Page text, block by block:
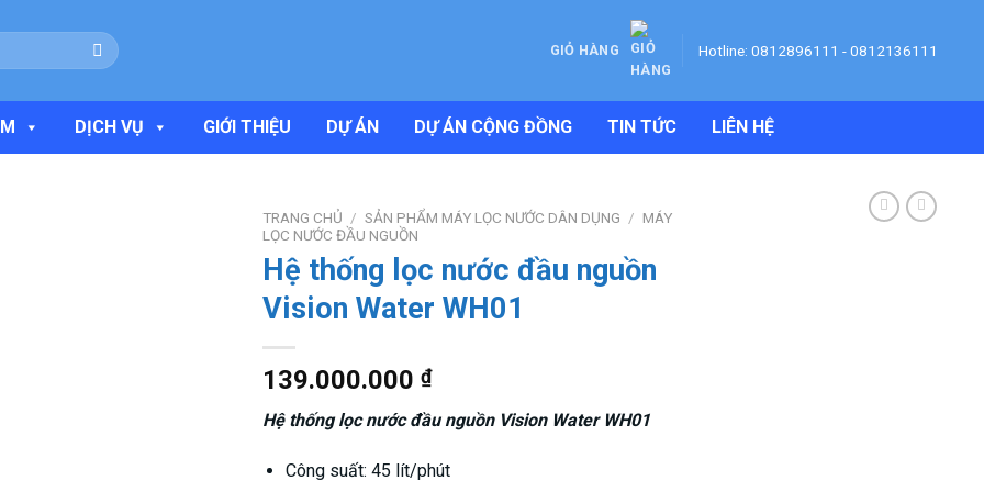
GIỎ HÀNG Hotline: 0812896111 - 0812136111
DỊCH VỤ GIỚI THIỆU DỰ ÁN DỰ ÁN CỘNG ĐỒNG TIN TỨC LIÊN HỆ
TRANG CHỦ / SẢN PHẨM MÁY LỌC NƯỚC DÂN DỤNG / MÁY
LỌC NƯỚC ĐẦU NGUỒN
Hệ thống lọc nước đầu nguồn
Vision Water WH01
139.000.000 ₫
Hệ thống lọc nước đầu nguồn Vision Water WH01
Công suất: 45 lít/phút